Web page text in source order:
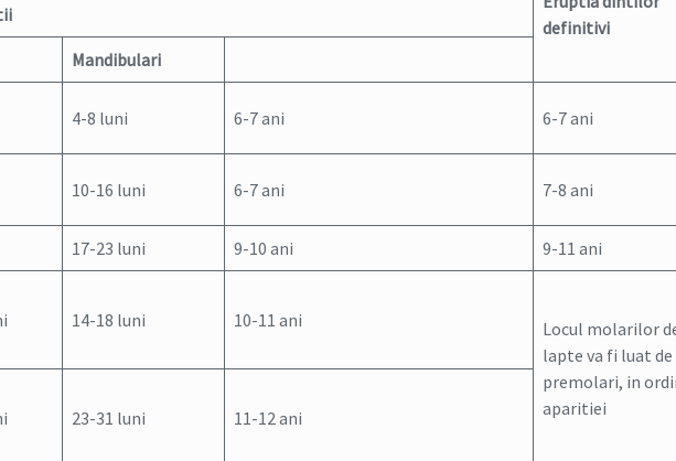
definitivi
Mandibulari
4-8 luni 6-7 ani 6-7 ani
10-16 luni 6-7 ani 7-8 ani
17-23 luni 9-10 ani 9-11 ani
14-18 luni 10-11 ani
Locul molarilor
lapte va fi luat de
premolari, in
aparitiei
23-31 luni 11-12 ani